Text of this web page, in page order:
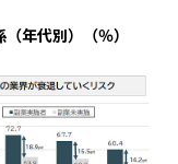
年代別）（％）